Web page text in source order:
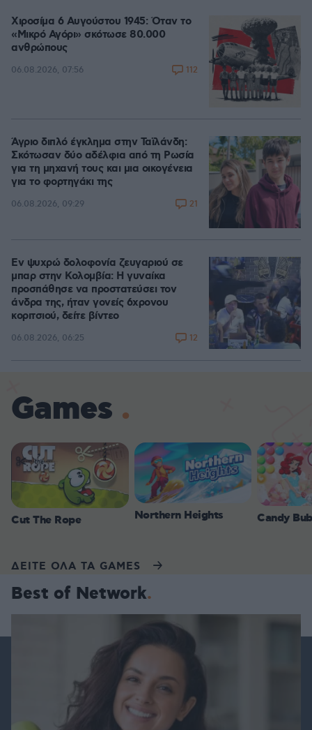
Χιροσίμα 6 Αυγούστου 1945: Όταν το
«Μικρό Αγόρι» σκότωσε 80.000
ανθρώπους
06.08.2026, 07:56 112
Άγριο διπλό έγκλημα στην Ταϊλάνδη:
Σκότωσαν δύο αδέλφια από τη Ρωσία
για τη μηχανή τους και μια οικογένεια
για το φορτηγάκι της
06.08.2026, 09:29 21
Εν ψυχρώ δολοφονία ζευγαριού σε
μπαρ στην Κολομβία: Η γυναίκα
προσπάθησε να προστατεύσει τον
άνδρα της, ήταν γονείς 6χρονου
κοριτσιού, δείτε βίντεο
06.08.2026, 06:25 12
Games
Cut The Rope Northern Heights Candy
ΔΕΙΤΕ ΟΛΑ ΤΑ GAMES
Best of Network